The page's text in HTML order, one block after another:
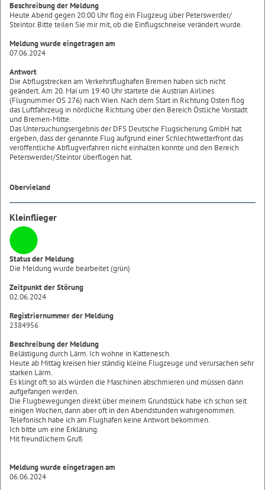
Beschreibung der Meldung
Heute Abend gegen 20:00 Uhr flog ein Flugzeug über Peterswerder/
Steintor. Bitte teilen Sie mir mit, ob die Einflugschneise verändert wurde.
Meldung wurde eingetragen am
07.06.2024
Antwort
Die Abflugstrecken am Verkehrsflughafen Bremen haben sich nicht
geändert. Am 20. Mai um 19:40 Uhr startete die Austrian Airlines
(Flugnummer OS 276) nach Wien. Nach dem Start in Richtung Osten flog
das Luftfahrzeug in nördliche Richtung über den Bereich Östliche Vorstadt
und Bremen-Mitte.
Das Untersuchungsergebnis der DFS Deutsche Flugsicherung GmbH hat
ergeben, dass der genannte Flug aufgrund einer Schlechtwetterfront das
veröffentliche Abflugverfahren nicht einhalten konnte und den Bereich
Peterswerder/Steintor überflogen hat.
Obervieland
Kleinflieger
Status der Meldung
Die Meldung wurde bearbeitet (grün)
Zeitpunkt der Störung
02.06.2024
Registriernummer der Meldung
2384956
Beschreibung der Meldung
Belästigung durch Lärm. Ich wohne in Kattenesch.
Heute ab Mittag kreisen hier ständig kleine Flugzeuge und verursachen sehr
starken Lärm.
Es klingt oft so als würden die Maschinen abschmieren und müssen dann
aufgefangen werden.
Die Flugbewegungen direkt über meinem Grundstück habe ich schon seit
einigen Wochen, dann aber oft in den Abendstunden wahrgenommen.
Telefonisch habe ich am Flughafen keine Antwort bekommen.
Ich bitte um eine Erklärung.
Mit freundlichem Gruß
Meldung wurde eingetragen am
06.06.2024